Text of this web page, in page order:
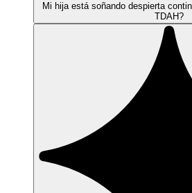
Mi hija está soñando despierta
TDAH?